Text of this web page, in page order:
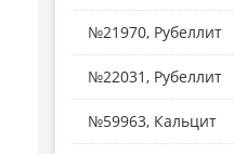
№21970, Рубеллит
№22031, Рубеллит
№59963, Кальцит